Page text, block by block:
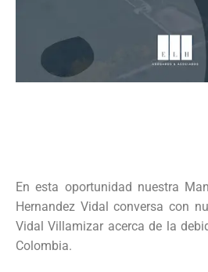
En esta oportunidad nuestra
Hernandez Vidal conversa con
Vidal Villamizar acerca de la
Colombia.